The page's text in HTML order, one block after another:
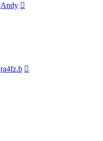
Andy
ra4fz.b